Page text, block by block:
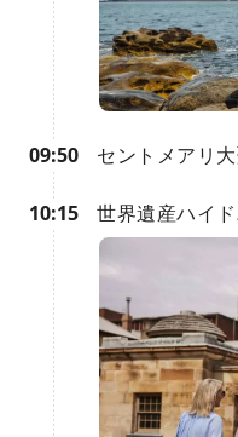
09:50 セントメアリ
10:15 世界遺産ハイ